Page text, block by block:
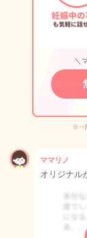
＼
※一
ママリノ
オリジナル